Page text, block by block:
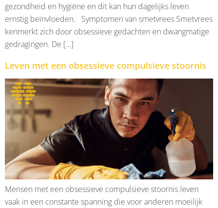
gezondheid en hygiëne en dit kan hun dagelijks leven
ernstig beïnvloeden. Symptomen van smetvrees Smetvrees
kenmerkt zich door obsessieve gedachten en dwangmatige
gedragingen. De […]
Leven met een obsessieve compulsieve stoornis
Mensen met een obsessieve compulsieve stoornis leven
vaak in een constante spanning die voor anderen moeilijk